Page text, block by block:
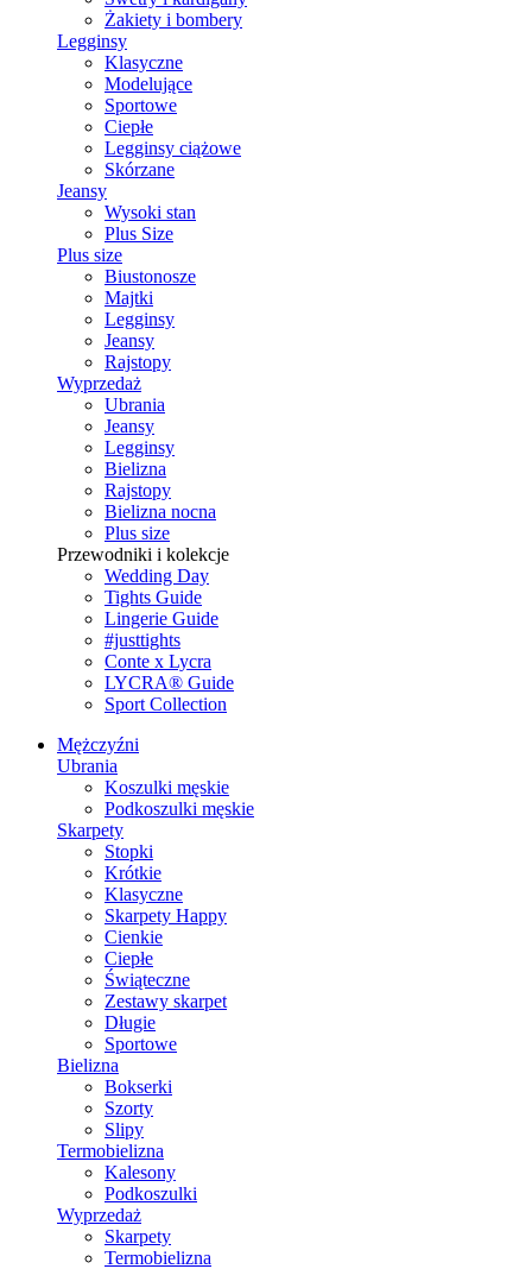
Żakiety i bombery
Legginsy
Klasyczne
Modelujące
Sportowe
Ciepłe
Legginsy ciążowe
Skórzane
Jeansy
Wysoki stan
Plus Size
Plus size
Biustonosze
Majtki
Legginsy
Jeansy
Rajstopy
Wyprzedaż
Ubrania
Jeansy
Legginsy
Bielizna
Rajstopy
Bielizna nocna
Plus size
Przewodniki i kolekcje
Wedding Day
Tights Guide
Lingerie Guide
#justtights
Conte x Lycra
LYCRA® Guide
Sport Сollection
Mężczyźni
Ubrania
Koszulki męskie
Podkoszulki męskie
Skarpety
Stopki
Krótkie
Klasyczne
Skarpety Happy
Cienkie
Ciepłe
Świąteczne
Zestawy skarpet
Długie
Sportowe
Bielizna
Bokserki
Szorty
Slipy
Termobielizna
Kalesony
Podkoszulki
Wyprzedaż
Skarpety
Termobielizna